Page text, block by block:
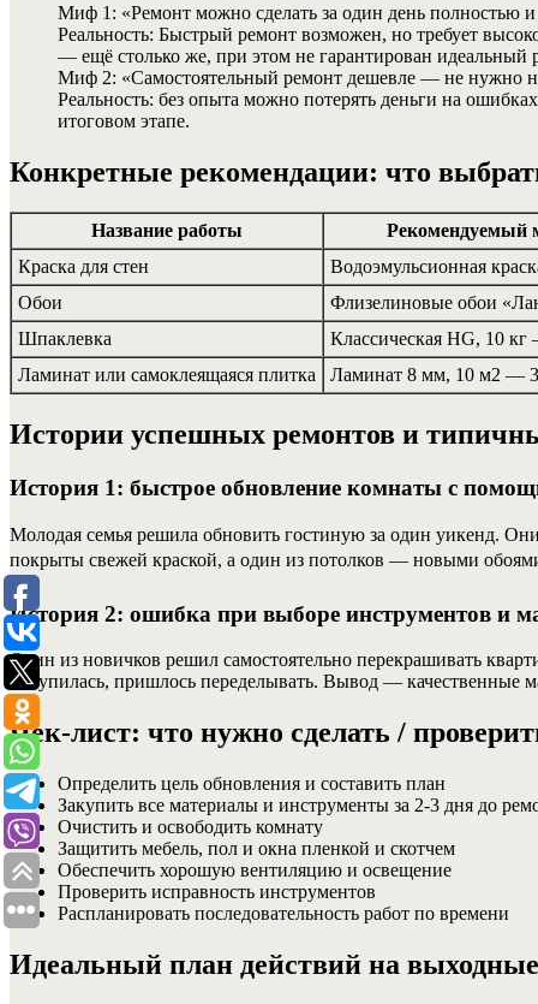
Миф 1: «Ремонт можно сделать за один день полностью
Реальность: Быстрый ремонт возможен, но требует
— ещё столько же, при этом не гарантирован идеальный
Миф 2: «Самостоятельный ремонт дешевле — не нужно
Реальность: без опыта можно потерять деньги на
итоговом этапе.
Конкретные рекомендации: что
Название работы
Рекомендуемый
Краска для стен
Водоэмульсионная
Обои
Флизелиновые обои
Шпаклевка
Классическая HG, 10
Ламинат или самоклеящаяся плитка
Ламинат 8 мм, 10 м2 —
Истории успешных ремонтов и
История 1: быстрое обновление комнаты с
Молодая семья решила обновить гостиную за один уикенд.
покрыты свежей краской, а один из потолков — новыми
История 2: ошибка при выборе инструментов и
Один из новичков решил самостоятельно перекрашивать
облупилась, пришлось переделывать. Вывод — качественные
Чек-лист: что нужно сделать /
Определить цель обновления и составить план
Закупить все материалы и инструменты за 2-3 дня до
Очистить и освободить комнату
Защитить мебель, пол и окна пленкой и скотчем
Обеспечить хорошую вентиляцию и освещение
Проверить исправность инструментов
Распланировать последовательность работ по времени
Идеальный план действий на выходные